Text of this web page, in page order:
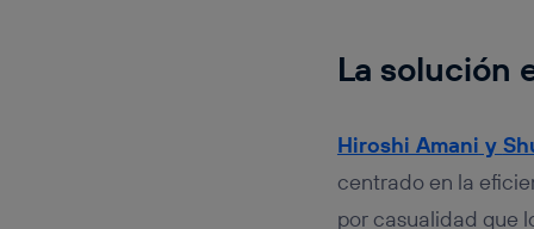
La solución
Hiroshi Amani y
centrado en la
por casualidad que